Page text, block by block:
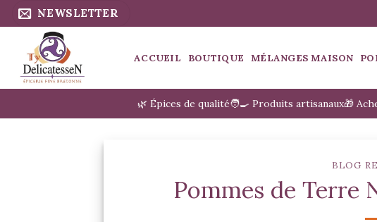
Passer
au
contenu
NEWSLETTER
ACCUEIL BOUTIQUE MÉLANGES MAISON
🌿 Épices de qualité🧑‍🍳 Produits artisanaux🎁
BLOG
Pommes de Terre